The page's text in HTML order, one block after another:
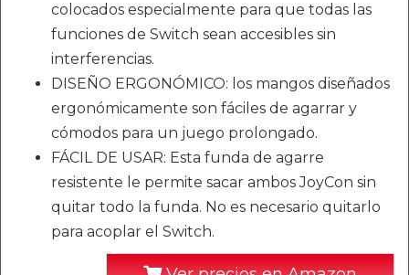
colocados especialmente para que todas las
funciones de Switch sean accesibles sin
interferencias.
DISEÑO ERGONÓMICO: los mangos diseñados
ergonómicamente son fáciles de agarrar y
cómodos para un juego prolongado.
FÁCIL DE USAR: Esta funda de agarre
resistente le permite sacar ambos JoyCon sin
quitar todo la funda. No es necesario quitarlo
para acoplar el Switch.